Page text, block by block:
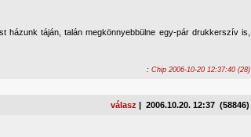
házunk táján, talán megkönnyebbülne egy-pár drukkerszív is,
: Chip 2006-10-20 12:37:40 (28)
válasz | 2006.10.20. 12:37 (58846)